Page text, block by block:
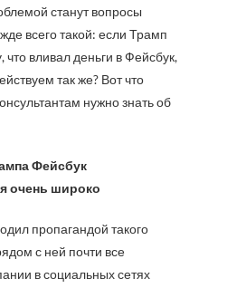
станут вопросы
всего такой: если Трамп
что вливал деньги в Фейсбук,
так же? Вот что
нужно знать об
Фейсбук
очень широко
пропагандой такого
с ней почти все
в социальных сетях